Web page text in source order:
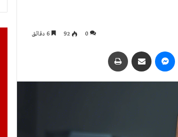
0
92
سكايب ماسنجر مشاركة عبر البريد